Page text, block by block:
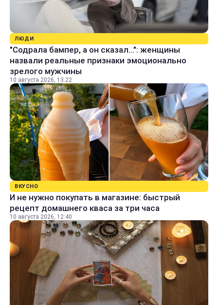
ЛЮДИ
"Содрала бампер, а он сказал...": женщины
назвали реальные признаки эмоционально
зрелого мужчины
10 августа 2026, 13:22
ВКУСНО
И не нужно покупать в магазине: быстрый
рецепт домашнего кваса за три часа
10 августа 2026, 12:40